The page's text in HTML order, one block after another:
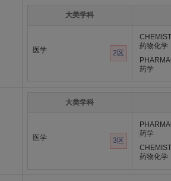
大类学科
医学 2区
药物化学
药学
大类学科
医学 3区
药学
药物化学